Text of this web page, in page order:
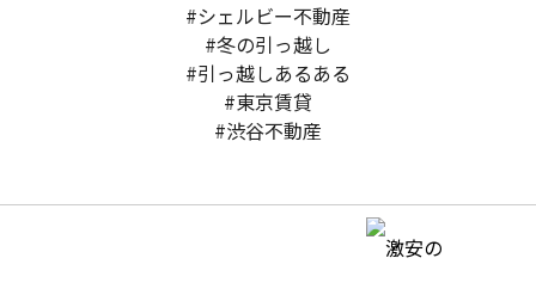
#シェルビー不動産
#冬の引っ越し
#引っ越しあるある
#東京賃貸
#渋谷不動産